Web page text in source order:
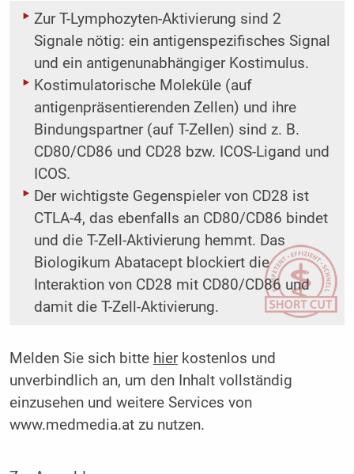
Zur T-Lymphozyten-Aktivierung sind 2
Signale nötig: ein antigenspezifisches Signal
und ein antigenunabhängiger Kostimulus.
Kostimulatorische Moleküle (auf
antigenpräsentierenden Zellen) und ihre
Bindungspartner (auf T-Zellen) sind z. B.
CD80/CD86 und CD28 bzw. ICOS-Ligand und
ICOS.
Der wichtigste Gegenspieler von CD28 ist
CTLA-4, das ebenfalls an CD80/CD86 bindet
und die T-Zell-Aktivierung hemmt. Das
Biologikum Abatacept blockiert die
Interaktion von CD28 mit CD80/CD86 und
damit die T-Zell-Aktivierung.
Melden Sie sich bitte hierkostenlos und
unverbindlich an, um den Inhalt vollständig
einzusehen und weitere Services von
www.medmedia.at zu nutzen.